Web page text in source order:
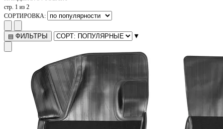
стр. 1 из 2
СОРТИРОВКА:
▤ ФИЛЬТРЫ ▾